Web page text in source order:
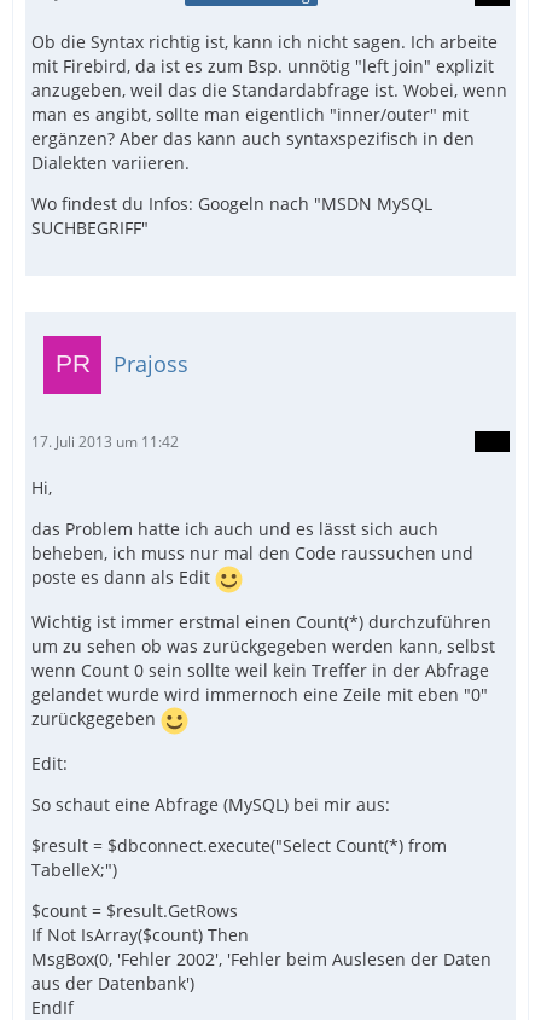
Ob die Syntax richtig ist, kann ich nicht sagen. Ich arbeite
mit Firebird, da ist es zum Bsp. unnötig "left join" explizit
anzugeben, weil das die Standardabfrage ist. Wobei, wenn
man es angibt, sollte man eigentlich "inner/outer" mit
ergänzen? Aber das kann auch syntaxspezifisch in den
Dialekten variieren.
Wo findest du Infos: Googeln nach "MSDN MySQL
SUCHBEGRIFF"
Prajoss
17. Juli 2013 um 11:42
Hi,
das Problem hatte ich auch und es lässt sich auch
beheben, ich muss nur mal den Code raussuchen und
poste es dann als Edit
Wichtig ist immer erstmal einen Count(*) durchzuführen
um zu sehen ob was zurückgegeben werden kann, selbst
wenn Count 0 sein sollte weil kein Treffer in der Abfrage
gelandet wurde wird immernoch eine Zeile mit eben "0"
zurückgegeben
Edit:
So schaut eine Abfrage (MySQL) bei mir aus:
$result = $dbconnect.execute("Select Count(*) from
TabelleX;")
$count = $result.GetRows
If Not IsArray($count) Then
MsgBox(0, 'Fehler 2002', 'Fehler beim Auslesen der Daten
aus der Datenbank')
EndIf